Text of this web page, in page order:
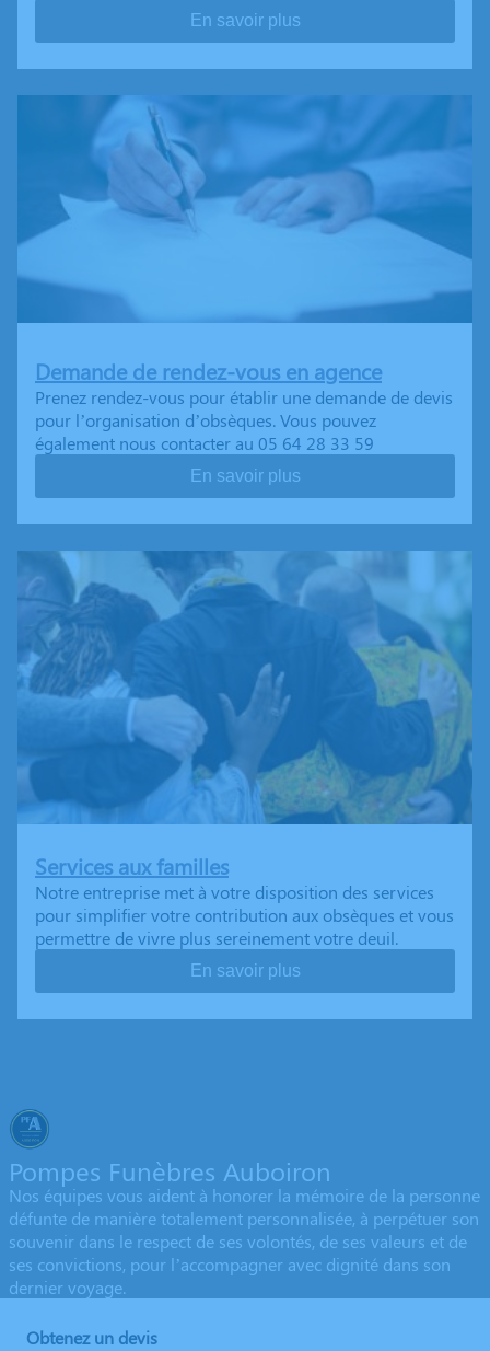
En savoir plus
Demande de rendez-vous en agence
Prenez rendez-vous pour établir une demande de devis
pour l’organisation d’obsèques. Vous pouvez
également nous contacter au 05 64 28 33 59
En savoir plus
Services aux familles
Notre entreprise met à votre disposition des services
pour simplifier votre contribution aux obsèques et vous
permettre de vivre plus sereinement votre deuil.
En savoir plus
Pompes Funèbres Auboiron
Nos équipes vous aident à honorer la mémoire de la personne
défunte de manière totalement personnalisée, à perpétuer son
souvenir dans le respect de ses volontés, de ses valeurs et de
ses convictions, pour l’accompagner avec dignité dans son
dernier voyage.
Obtenez un devis